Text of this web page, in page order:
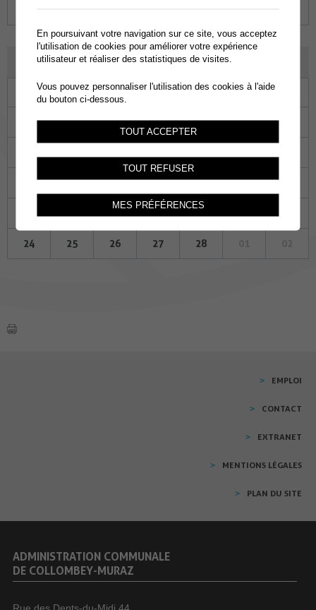
FÉVRIER 2025
Ma Me Je Ve Sa
28 29 30 31 01
11 12 13 14 15
24 25 26 27 28
EMPLOI
CONTACT
EXTRANET
MENTIONS LÉGALES
PLAN DU SITE
ADMINISTRATION COMMUNALE
DE COLLOMBEY-MURAZ
En poursuivant votre navigation sur ce site, vous acceptez
l'utilisation de cookies pour améliorer votre expérience
utilisateur et réaliser des statistiques de visites.
Vous pouvez personnaliser l'utilisation des cookies à l'aide
du bouton ci-dessous.
TOUT ACCEPTER
TOUT REFUSER
MES PRÉFÉRENCES